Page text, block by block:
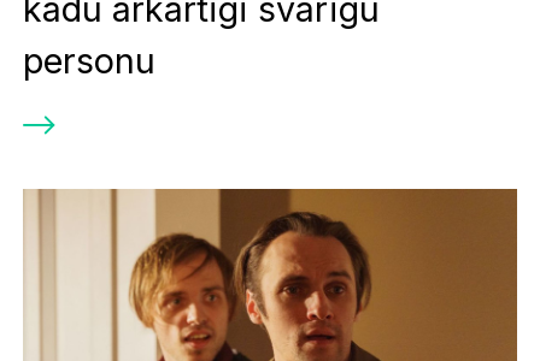
kādu ārkārtīgi svarīgu
personu